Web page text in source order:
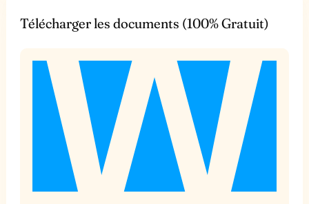
Télécharger les documents (100% Gratuit)